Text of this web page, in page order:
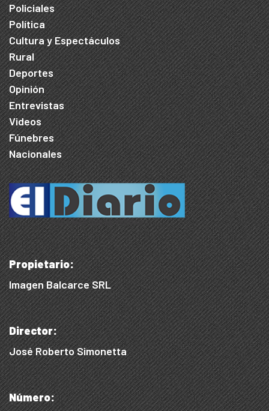
Policiales
Política
Cultura y Espectáculos
Rural
Deportes
Opinión
Entrevistas
Videos
Fúnebres
Nacionales
Propietario:
Imagen Balcarce SRL
Director:
José Roberto Simonetta
Número: